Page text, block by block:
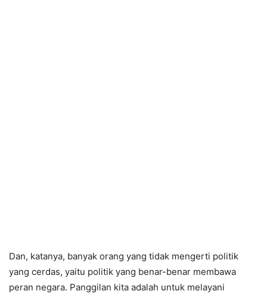
Dan, katanya, banyak orang yang tidak mengerti politik
yang cerdas, yaitu politik yang benar-benar membawa
peran negara. Panggilan kita adalah untuk melayani